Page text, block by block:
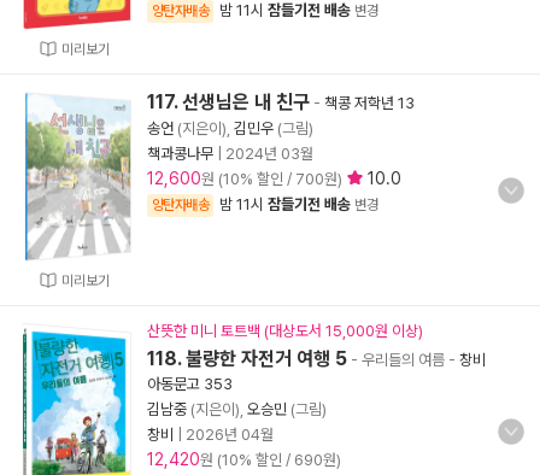
미리보기
양탄자배송 밤 11시 잠들기전 배송 변경
미리보기
117. 선생님은 내 친구 - 책콩 저학년 13
송언 (지은이), 김민우 (그림)
책과콩나무
2024년 03월
12,600원 (10% 할인 / 700원) 10.0
양탄자배송 밤 11시 잠들기전 배송 변경
산뜻한 미니 토트백 (대상도서 15,000원 이상)
118. 불량한 자전거 여행 5 - 우리들의 여름 - 창비
아동문고 353
김남중 (지은이), 오승민 (그림)
창비
2026년 04월
12,420원 (10% 할인 / 690원)